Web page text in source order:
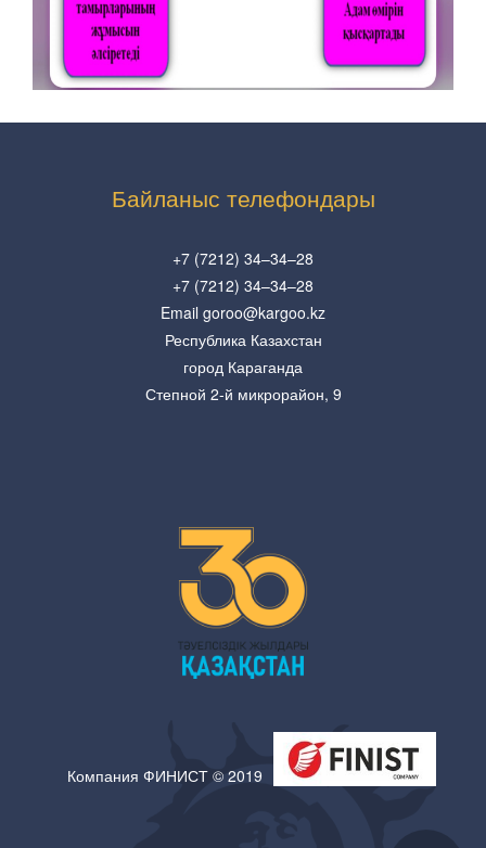
Байланыс телефондары
+7 (7212) 34–34–28
+7 (7212) 34–34–28
Email goroo@kargoo.kz
Республика Казахстан
город Караганда
Степной 2-й микрорайон, 9
Компания ФИНИСТ © 2019